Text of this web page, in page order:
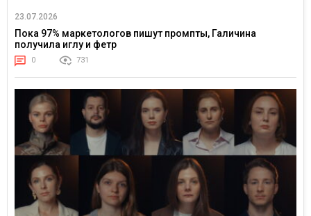
23.07.2026
Пока 97% маркетологов пишут промпты, Галичина
получила иглу и фетр
0 731